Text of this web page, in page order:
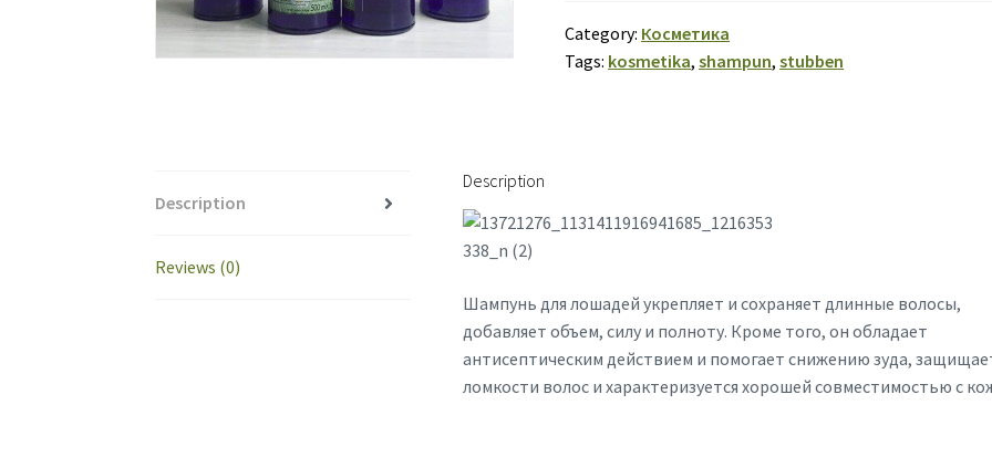
quantity
Category: Косметика
Tags: kosmetika,shampun,stubben
Description
Reviews (0)
Description
Шампунь для лошадей укрепляет и сохраняет длинные волосы,
добавляет объем, силу и полноту. Кроме того, он обладает
антисептическим действием и помогает снижению зуда,
ломкости волос и характеризуется хорошей совместимостью с